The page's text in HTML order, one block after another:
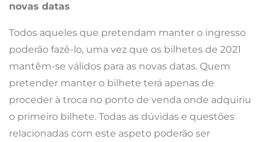
novas datas
Todos aqueles que pretendam manter o ingresso
poderão fazê-lo, uma vez que os bilhetes de 2021
mantêm-se válidos para as novas datas. Quem
pretender manter o bilhete terá apenas de
proceder à troca no ponto de venda onde adquiriu
o primeiro bilhete. Todas as dúvidas e questões
relacionadas com este aspeto poderão ser